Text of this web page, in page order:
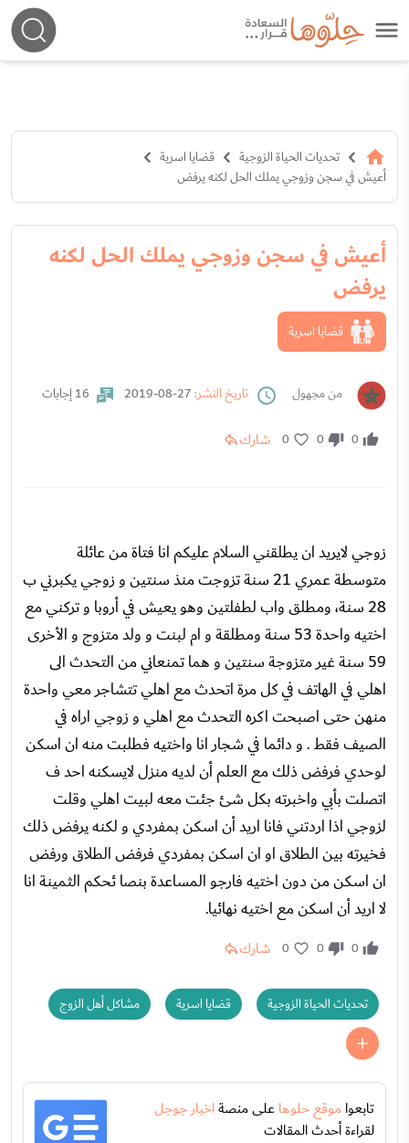
تحديات الحياة الزوجية
قضايا اسرية
أعيش في سجن وزوجي يملك الحل لكنه يرفض
أعيش في سجن وزوجي يملك الحل لكنه
يرفض
قضايا اسرية
من مجهول تاريخ النشر: 16 إجابات
0
0
0 شارك
زوجي لايريد ان يطلقني السلام عليكم انا فتاة من عائلة
متوسطة عمري 21 سنة تزوجت منذ سنتين و زوجي يكبرني ب
28 سنة، ومطلق واب لطفلتين وهو يعيش في أروبا و تركني مع
اختيه واحدة 53 سنة ومطلقة و ام لبنت و ولد متزوج و الأخرى
59 سنة غير متزوجة سنتين و هما تمنعاني من التحدث الى
اهلي في الهاتف في كل مرة اتحدث مع اهلي تتشاجر معي واحدة
منهن حتى اصبحت اكره التحدث مع اهلي و زوجي اراه في
الصيف فقط . و دائما في شجار انا واختيه فطلبت منه ان اسكن
لوحدي فرفض ذلك مع العلم أن لديه منزل لايسكنه احد ف
اتصلت بأبي واخبرته بكل شئ جئت معه لبيت اهلي وقلت
لزوجي اذا اردتني فانا اريد أن اسكن بمفردي و لكنه يرفض ذلك
فخيرته بين الطلاق او ان اسكن بمفردي فرفض الطلاق ورفض
ان اسكن من دون اختيه فارجو المساعدة بنصا ئحكم الثمينة انا
لا اريد أن اسكن مع اختيه نهائيا.
0
0
0 شارك
تحديات الحياة الزوجية قضايا اسرية مشاكل أهل الزوج
تابعواموقع حلوهاعلى منصةاخبار جوجل
لقراءة أحدث المقالات